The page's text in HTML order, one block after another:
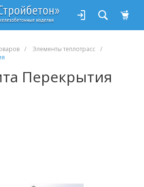
/ Элементы теплотрасс /
Перекрытия